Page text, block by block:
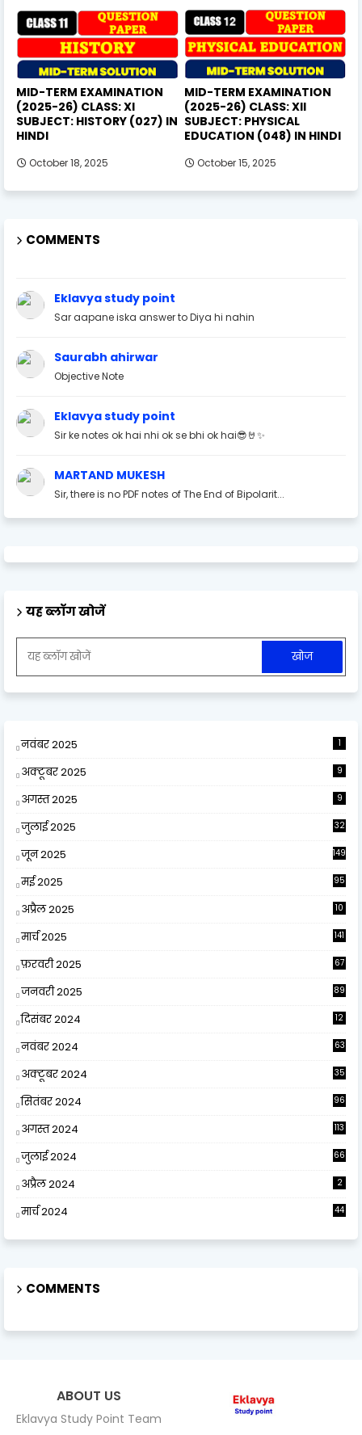
MID-TERM EXAMINATION
(2025-26) CLASS: XI
SUBJECT: HISTORY (027) IN
HINDI
October 18, 2025
MID-TERM EXAMINATION
(2025-26) CLASS: XII
SUBJECT: PHYSICAL
EDUCATION (048) IN HINDI
October 15, 2025
COMMENTS
Eklavya study point
Sar aapane iska answer to Diya hi nahin
Saurabh ahirwar
Objective Note
Eklavya study point
Sir ke notes ok hai nhi ok se bhi ok hai😎🤘✨
MARTAND MUKESH
Sir, there is no PDF notes of The End of Bipolarit...
यह ब्लॉग खोजें
नवंबर 2025 1
अक्टूबर 2025 9
अगस्त 2025 9
जुलाई 2025 32
जून 2025 149
मई 2025 95
अप्रैल 2025
10
मार्च 2025 141
फ़रवरी 2025 67
जनवरी 2025 89
दिसंबर 2024
12
नवंबर 2024 63
अक्टूबर 2024 35
सितंबर 2024 96
अगस्त 2024 113
जुलाई 2024 66
अप्रैल 2024 2
मार्च 2024 44
COMMENTS
ABOUT US
Eklavya Study Point Team